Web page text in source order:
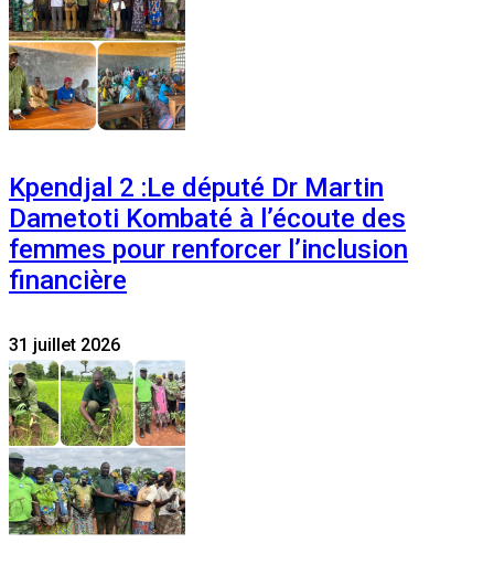
Kpendjal 2 :Le député Dr Martin
Dametoti Kombaté à l’écoute des
femmes pour renforcer l’inclusion
financière
31 juillet 2026